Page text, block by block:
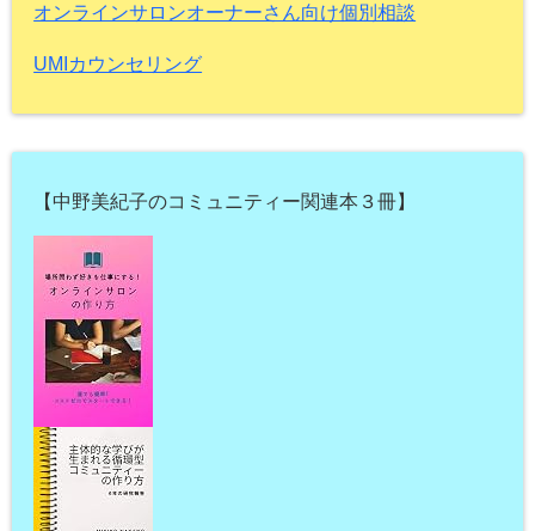
オンラインサロンオーナーさん向け個別相談
UMIカウンセリング
【中野美紀子のコミュニティー関連本３冊】